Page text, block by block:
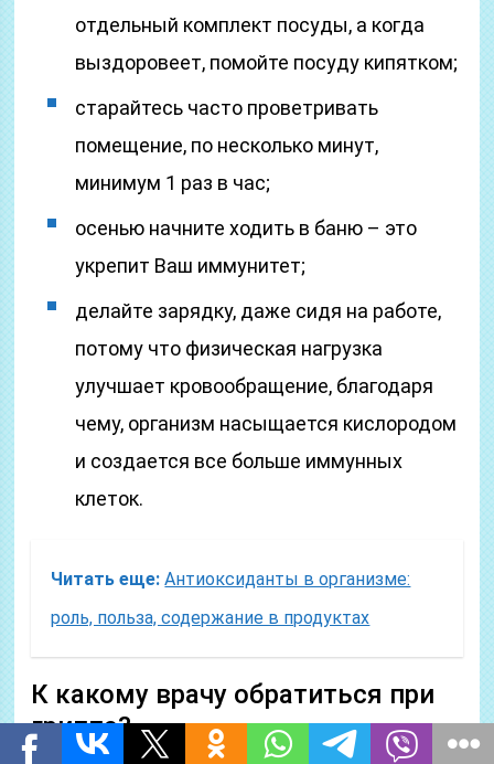
отдельный комплект посуды, а когда
выздоровеет, помойте посуду кипятком;
старайтесь часто проветривать
помещение, по несколько минут,
минимум 1 раз в час;
осенью начните ходить в баню – это
укрепит Ваш иммунитет;
делайте зарядку, даже сидя на работе,
потому что физическая нагрузка
улучшает кровообращение, благодаря
чему, организм насыщается кислородом
и создается все больше иммунных
клеток.
Читать еще: Антиоксиданты в организме:
роль, польза, содержание в продуктах
К какому врачу обратиться при
гриппе?